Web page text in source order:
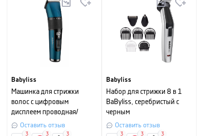
Babyliss
Машинка для стрижки
волос с цифровым
дисплеем проводная/
беспроводная Babyliss,
синий с черным
Оставить отзыв
3 3 3
Babyliss
Набор для стрижки 8 в 1
BaByliss, серебристый с
черным
Оставить отзыв
3 3 3